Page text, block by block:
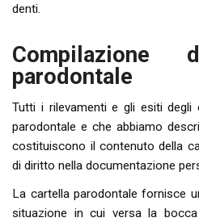
denti.
Compilazione
parodontale
Tutti i rilevamenti e gli esiti
parodontale e che abbiamo
costituiscono il contenuto della
di diritto nella documentazione
La cartella parodontale fornisce
situazione in cui versa la